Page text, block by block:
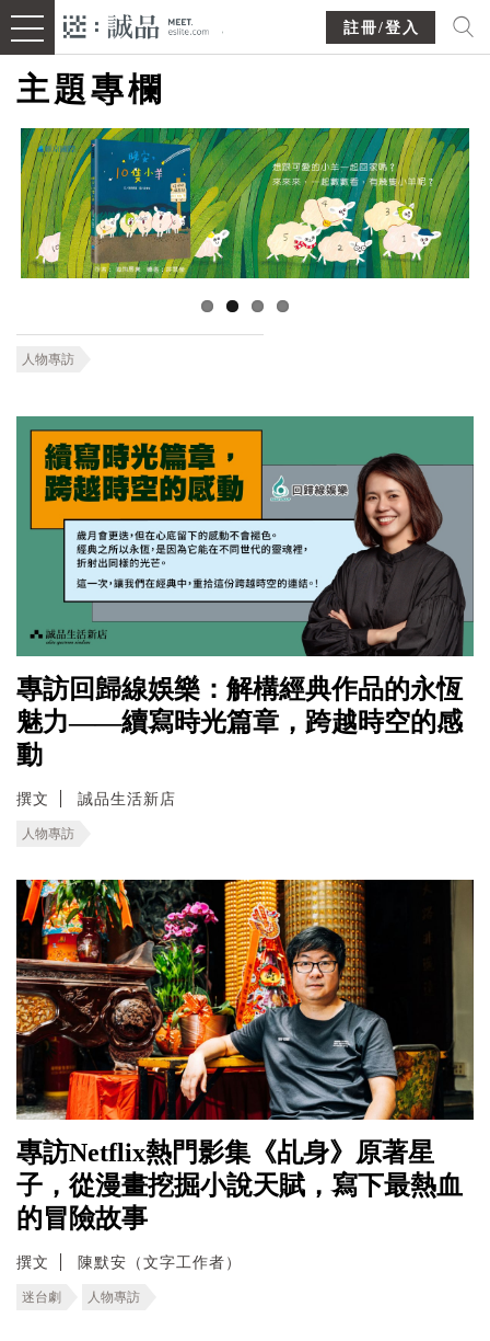
註冊/登入
主題專欄
人物專訪
專訪回歸線娛樂：解構經典作品的永恆
魅力——續寫時光篇章，跨越時空的感
動
撰文 誠品生活新店
人物專訪
專訪Netflix熱門影集《乩身》原著星
子，從漫畫挖掘小說天賦，寫下最熱血
的冒險故事
撰文 陳默安（文字工作者）
迷台劇 人物專訪